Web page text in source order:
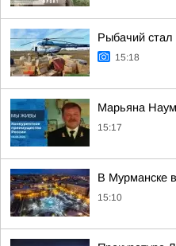
Рыбачий
15:18
Марьяна
15:17
В Мурманске
15:10